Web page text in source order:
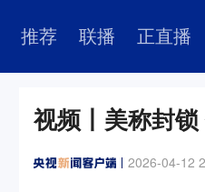
推荐 联播 正直播
视频丨美称封
2026-04-12